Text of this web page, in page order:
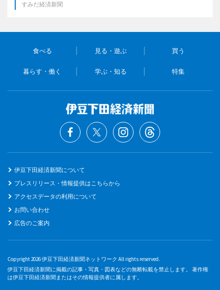
すみだ経済新聞
食べる 見る・遊ぶ 買う
暮らす・働く 学ぶ・知る 特集
伊豆下田経済新聞について
プレスリリース・情報提供はこちらから
アクセスデータの利用について
お問い合わせ
広告のご案内
Copyright 2026 伊豆下田経済新聞ネットワーク All rights reserved.
伊豆下田経済新聞に掲載の記事・写真・図表などの無断転載を禁止します。 著作権
は伊豆下田経済新聞またはその情報提供者に属します。